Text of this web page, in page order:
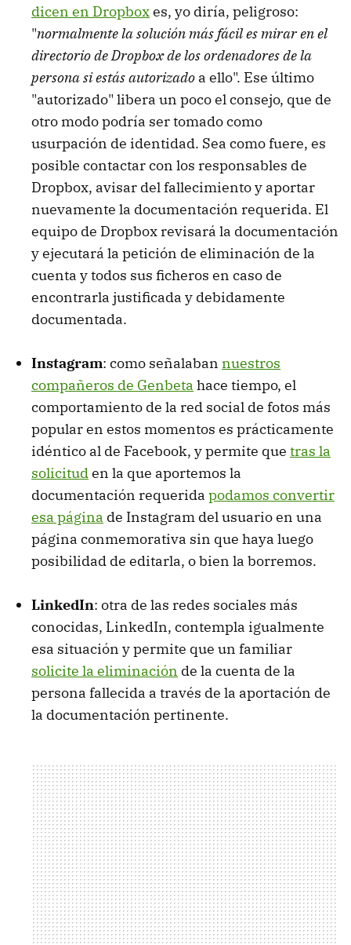
dicen en Dropboxes, yo diría, peligroso:
"normalmente la solución más fácil es mirar en el
directorio de Dropbox de los ordenadores de la
persona si estás autorizado a ello". Ese último
"autorizado" libera un poco el consejo, que de
otro modo podría ser tomado como
usurpación de identidad. Sea como fuere, es
posible contactar con los responsables de
Dropbox, avisar del fallecimiento y aportar
nuevamente la documentación requerida. El
equipo de Dropbox revisará la documentación
y ejecutará la petición de eliminación de la
cuenta y todos sus ficheros en caso de
encontrarla justificada y debidamente
documentada.
Instagram: como señalaban nuestros
compañeros de Genbeta hace tiempo, el
comportamiento de la red social de fotos más
popular en estos momentos es prácticamente
idéntico al de Facebook, y permite que tras la
solicituden la que aportemos la
documentación requerida podamos convertir
esa página de Instagram del usuario en una
página conmemorativa sin que haya luego
posibilidad de editarla, o bien la borremos.
LinkedIn: otra de las redes sociales más
conocidas, LinkedIn, contempla igualmente
esa situación y permite que un familiar
solicite la eliminación de la cuenta de la
persona fallecida a través de la aportación de
la documentación pertinente.